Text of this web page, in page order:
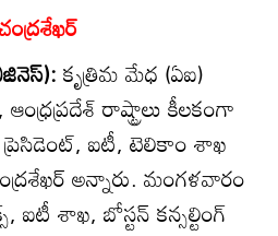
కృత్రిమ మేధ (ఏఐ)
రాష్ట్రాలు కీలకంగా
ఐటీ, టెలికాం శాఖ
అన్నారు. మంగళవారం
ఐటీ శాఖ, బోస్టన్‌ కన్సల్టింగ్‌